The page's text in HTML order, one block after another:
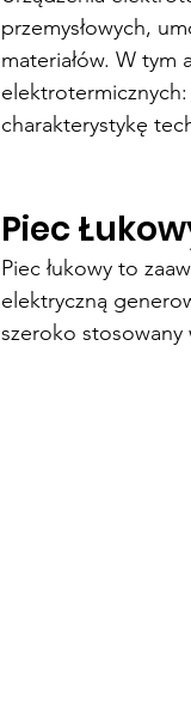
przemysłowych,
materiałów. W
charakterystykę
Piec
Piec łukowy to
elektryczną
szeroko